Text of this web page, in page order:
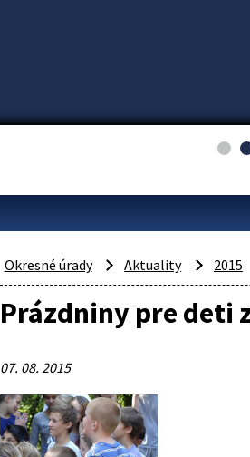
Okresné úrady Aktuality 2015
Prázdniny pre deti
07. 08. 2015